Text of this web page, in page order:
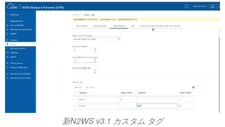
新N2WS v3.1 カスタム タグ